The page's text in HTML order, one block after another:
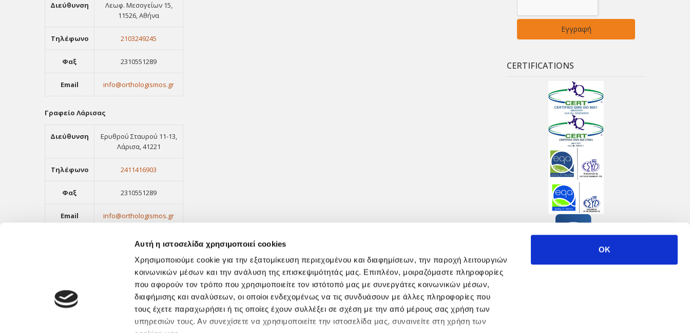
Αυτή η ιστοσελίδα χρησιμοποιεί cookies
Χρησιμοποιούμε cookie για την εξατομίκευση περιεχομένου και διαφημίσεων, την παροχή λειτουργιών
κοινωνικών μέσων και την ανάλυση της επισκεψιμότητάς μας. Επιπλέον, μοιραζόμαστε πληροφορίες
που αφορούν τον τρόπο που χρησιμοποιείτε τον ιστότοπό μας με συνεργάτες κοινωνικών μέσων,
διαφήμισης και αναλύσεων, οι οποίοι ενδεχομένως να τις συνδυάσουν με άλλες πληροφορίες που
τους έχετε παραχωρήσει ή τις οποίες έχουν συλλέξει σε σχέση με την από μέρους σας χρήση των
υπηρεσιών τους. Αν συνεχίσετε να χρησιμοποιείτε την ιστοσελίδα μας, συναινείτε στη χρήση των
OK
Διεύθυνση
Λεωφ. Μεσογείων 15,
11526, Αθήνα
Τηλέφωνο 2103249245
Φαξ 2310551289
Email info@orthologismos.gr
Γραφείο Λάρισας
Διεύθυνση
Ερυθρού Σταυρού 11-13,
Λάρισα, 41221
Τηλέφωνο 2411416903
Φαξ 2310551289
Email info@orthologismos.gr
CERTIFICATIONS